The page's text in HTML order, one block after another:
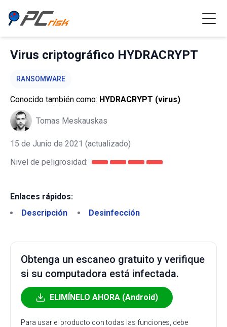
Virus criptográfico HYDRACRYPT
RANSOMWARE
Conocido también como: HYDRACRYPT (virus)
Tomas Meskauskas
15 de Junio de 2021 (actualizado)
Nivel de peligrosidad:
Enlaces rápidos:
Descripción
Desinfección
Obtenga un escaneo gratuito y verifique
si su computadora está infectada.
ELIMÍNELO AHORA (Android)
Para usar el producto con todas las funciones, debe